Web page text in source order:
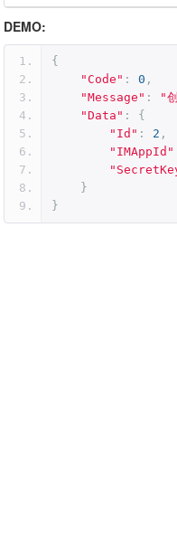
DEMO:
{
"Code" : 0 ,
"Message" :
"
"Data" :
{
"Id" : 2 ,
"IMAppId"
}
}